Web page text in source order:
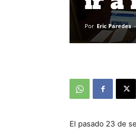
Por Eric Paredes -
El pasado 23 de